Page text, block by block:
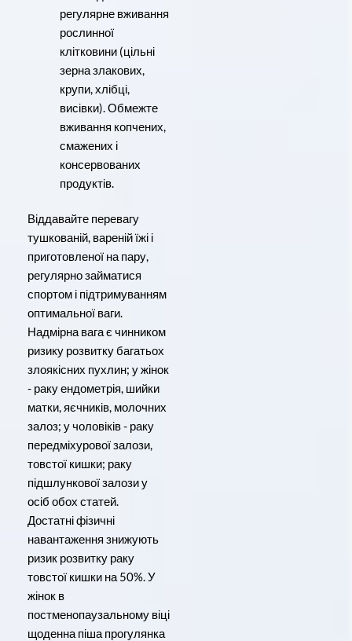
регулярне вживання
рослинної
клітковини (цільні
зерна злакових,
крупи, хлібці,
висівки). Обмежте
вживання копчених,
смажених і
консервованих
продуктів.
Віддавайте перевагу
тушкованій, вареній їжі і
приготовленої на пару,
регулярно займатися
спортом і підтримуванням
оптимальної ваги.
Надмірна вага є чинником
ризику розвитку багатьох
злоякісних пухлин; у жінок
- раку ендометрія, шийки
матки, яєчників, молочних
залоз; у чоловіків - раку
передміхурової залози,
товстої кишки; раку
підшлункової залози у
осіб обох статей.
Достатні фізичні
навантаження знижують
ризик розвитку раку
товстої кишки на 50%. У
жінок в
постменопаузальному віці
щоденна піша прогулянка